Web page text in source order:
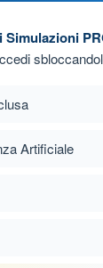
Simulazioni
Artificiale